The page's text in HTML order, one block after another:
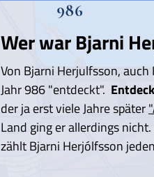
986
Wer war Bjarni
Von Bjarni Herjulfsson,
Jahr 986 "entdeckt".
der ja erst viele Jahre später
Land ging er allerdings
zählt Bjarni Herjólfsson